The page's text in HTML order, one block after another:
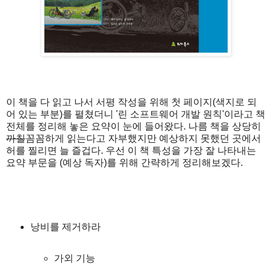
이 책을 다 읽고 나서 서평 작성을 위해 첫 페이지(색지로 되
어 있는 부분)를 펼쳤더니 '린 소프트웨어 개발 원칙'이라고 책
전체를 정리해 놓은 요약이 눈에 들어왔다. 나름 책을 상당히
까칠꼼꼼하게 읽는다고 자부했지만 예상하지 못했던 곳에서
허를 찔리면 늘 즐겁다. 우선 이 책 특성을 가장 잘 나타내는
요약 부문을 (예상 독자)를 위해 간략하게 정리해보겠다.
낭비를 제거하라
가외 기능